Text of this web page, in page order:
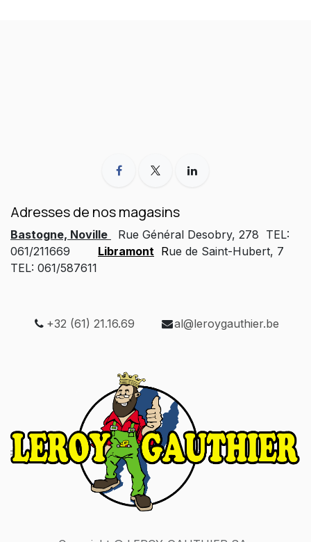
Adresses de nos magasins
Bastogne, Noville
Rue Général Desobry, 278 TEL:
061/211669
Libramont Rue de Saint-Hubert, 7
TEL: 061/587611
+32 (61) 21.16.69 al@leroygauthier.be